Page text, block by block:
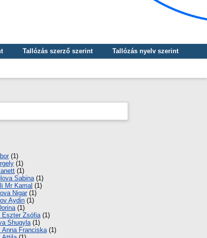
Tallózás szerző szerint
Tallózás nyelv szerint
(1)
(1)
(1)
Sabina(1)
Mr Kamal (1)
Nigar(1)
Aydin (1)
(1)
Eszter Zsófia(1)
Shugyla(1)
Anna Franciska(1)